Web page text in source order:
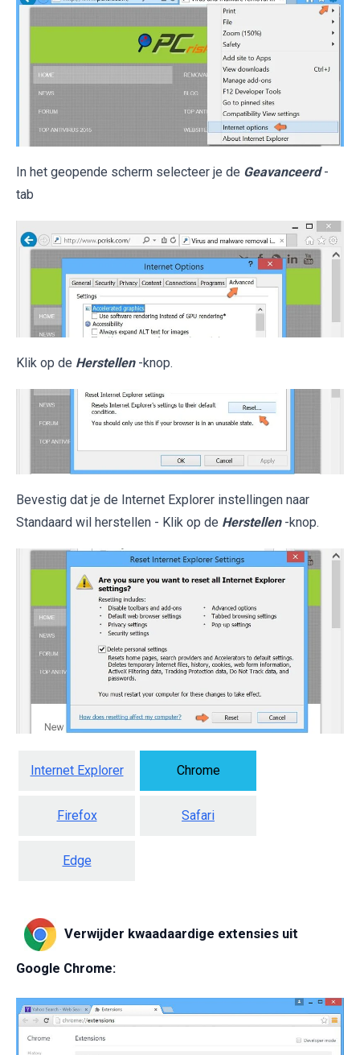
In het geopende scherm selecteer je de Geavanceerd -
tab
Klik op de Herstellen -knop.
Bevestig dat je de Internet Explorer instellingen naar
Standaard wil herstellen - Klik op de Herstellen -knop.
Internet Explorer Chrome
Firefox Safari
Edge
Verwijder kwaadaardige extensies uit
Google Chrome: